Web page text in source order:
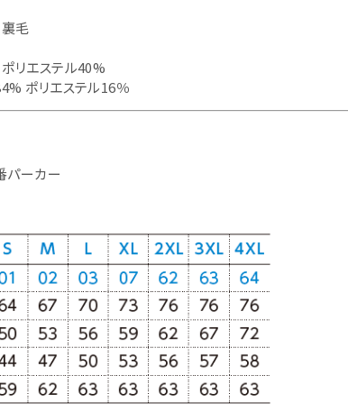
毛
リエステル40%
ポリエステル16％
パーカー